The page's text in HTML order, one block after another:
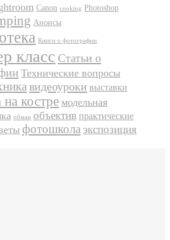
Canon cooking Photoshop
Анонсы
Книги о фотографии
класс Статьи о
Технические вопросы
видеоуроки выставки
на костре модельная
обман объектив практические
фотошкола экспозиция